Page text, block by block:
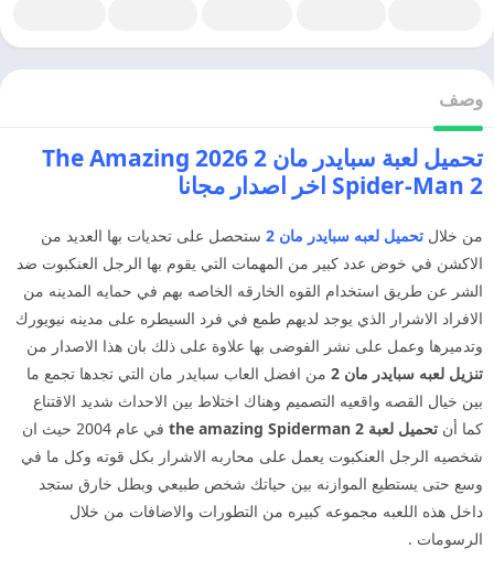
وصف
تحميل لعبة سبايدر مان 2 2026 The Amazing
Spider-Man 2 اخر اصدار مجانا
من خلال تحميل لعبه سبايدر مان 2
ستحصل على تحديات بها العديد من
الاكشن في خوض عدد كبير من المهمات التي يقوم بها الرجل العنكبوت ضد
الشر عن طريق استخدام القوه الخارقه الخاصه بهم في حمايه المدينه من
الافراد الاشرار الذي يوجد لديهم طمع في فرد السيطره على مدينه نيويورك
وتدميرها وعمل على نشر الفوضى بها علاوة على ذلك بان هذا الاصدار من
تنزيل لعبه سبايدر مان 2
من افضل العاب سبايدر مان التي تجدها تجمع ما
بين خيال القصه واقعيه التصميم وهناك اختلاط بين الاحداث شديد الاقتناع
كما أن تحميل لعبة the amazing Spiderman 2
في عام 2004 حيث ان
شخصيه الرجل العنكبوت يعمل على محاربه الاشرار بكل قوته وكل ما في
وسع حتى يستطيع الموازنه بين حياتك شخص طبيعي وبطل خارق ستجد
داخل هذه اللعبه مجموعه كبيره من التطورات والاضافات من خلال
الرسومات .